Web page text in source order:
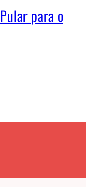
Pular para o